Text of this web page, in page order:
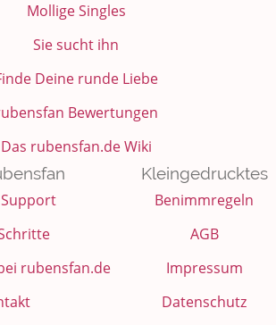
Mollige Singles
Sie sucht ihn
Deine runde Liebe
Bewertungen
Das rubensfan.de Wiki
rubensfan.de
Kleingedrucktes
Benimmregeln
AGB
Impressum
Datenschutz